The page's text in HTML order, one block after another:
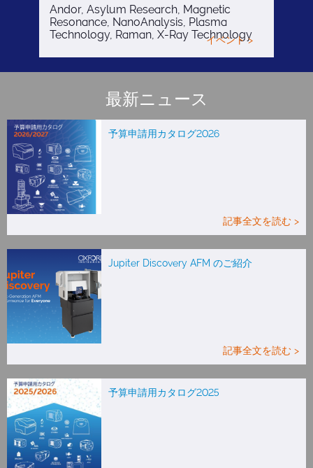
Andor, Asylum Research, Magnetic
Resonance, NanoAnalysis, Plasma
Technology, Raman, X-Ray Technology
イベント >
最新ニュース
予算申請用カタログ2026
記事全文を読む >
Jupiter Discovery AFM のご紹介
記事全文を読む >
予算申請用カタログ2025